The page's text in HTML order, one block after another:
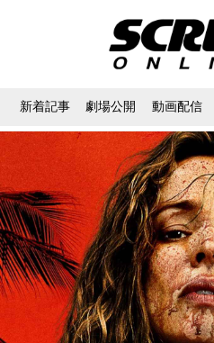
新着記事 劇場公開 動画配信